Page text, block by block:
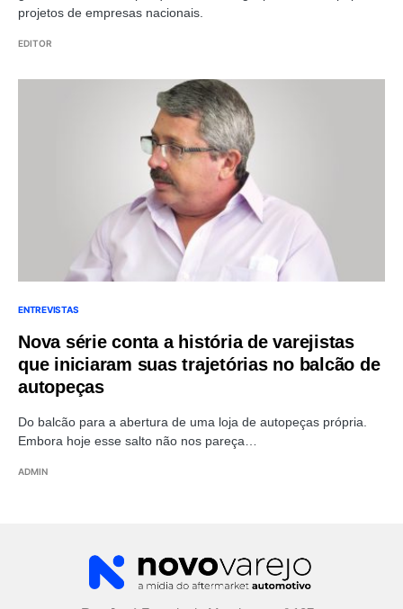
projetos de empresas nacionais.
EDITOR
ENTREVISTAS
Nova série conta a história de varejistas
que iniciaram suas trajetórias no balcão de
autopeças
Do balcão para a abertura de uma loja de autopeças própria.
Embora hoje esse salto não nos pareça…
ADMIN